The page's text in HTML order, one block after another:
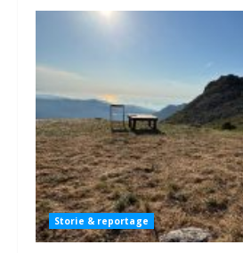
Storie & reportage